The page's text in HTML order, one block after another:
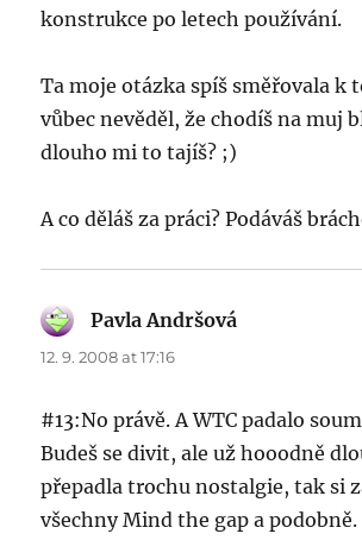
konstrukce po letech používání.
Ta moje otázka spíš směřovala k
vůbec nevěděl, že chodíš na muj
dlouho mi to tajíš? ;)
A co děláš za práci? Podáváš
Pavla Andršová
12. 9. 2008 at 17:16
#13:No právě. A WTC padalo
Budeš se divit, ale už hooodně
přepadla trochu nostalgie, tak si
všechny Mind the gap a